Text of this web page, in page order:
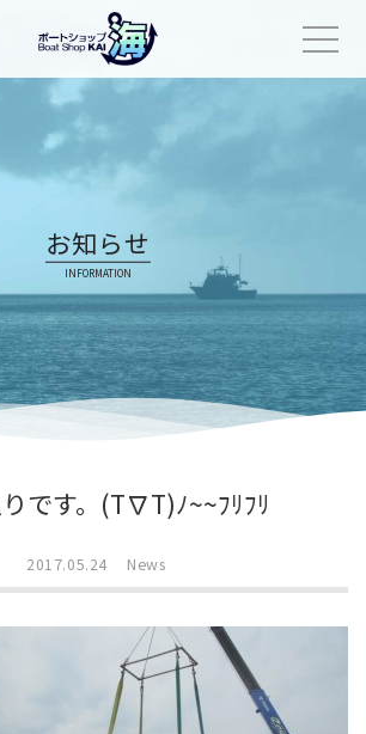
お知らせ
INFORMATION
です。(T∇T)ﾉ~~ﾌﾘﾌﾘ
2017.05.24 News